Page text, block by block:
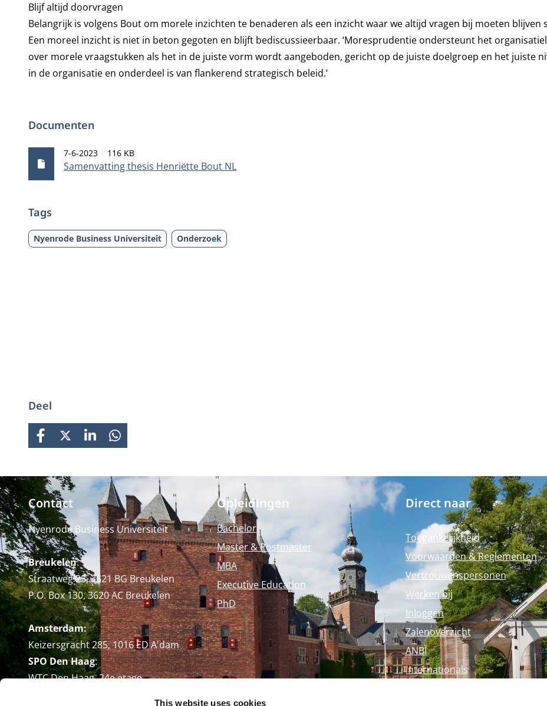
This website uses cookies
Blijf altijd doorvragen
Belangrijk is volgens Bout om morele inzichten te benaderen als een inzicht waar we altijd vragen bij moeten blijven
Een moreel inzicht is niet in beton gegoten en blijft bediscussieerbaar. ‘Moresprudentie ondersteunt het
over morele vraagstukken als het in de juiste vorm wordt aangeboden, gericht op de juiste doelgroep en het juiste
in de organisatie en onderdeel is van flankerend strategisch beleid.’
Documenten
Samenvatting thesis Henriëtte Bout NL
Publicatiedatum
7-6-2023 Bestandsgrootte
116 KB
Tags
Nyenrode Business Universiteit Onderzoek
Deel
FACEBOOK
X LINKEDINWHATSAPP
Contact
Nyenrode Business Universiteit
Breukelen:
Straatweg 25, 3621 BG Breukelen
P.O. Box 130, 3620 AC Breukelen
Amsterdam:
Keizersgracht 285, 1016 ED A'dam
SPO Den Haag:
WTC Den Haag, 24e etage
Opleidingen
Bachelor
Master & Postmaster
MBA
Executive Education
PhD
Direct naar
Toegankelijkheid
Voorwaarden & Reglementen
Vertrouwenspersonen
Werken bij
Inloggen
Zalenoverzicht
ANBI
Internationals